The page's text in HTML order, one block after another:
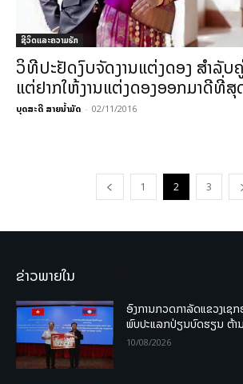
ຊີວິດແລະຄວາມຮັກ
ວິທີປະຢັດງົບຈັດງານແຕ່ງດອງ ສຳລັ
ແຕ່ຢາກໃຫ້ງານແຕ່ງດອງອອກມາດີທີ່ສຸ
ບຸດສະດີ ສາຍນ້ຳມັດ - 02/11/2016
1 2 3
ຂ່າວພາຍໃນ
ອົງການກວດກາລັດແຂວງເຊ
ພົບປະແລກປ່ຽນບົດຮຽນ ຕ້າ
10/08/2026